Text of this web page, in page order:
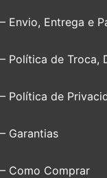
– Envio, Entrega e
– Política de Troca,
– Política de
– Garantias
– Como Comprar